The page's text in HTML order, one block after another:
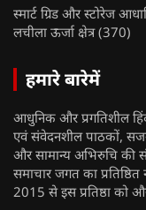
स्मार्ट ग्रिड और स्टोरेज
लचीला ऊर्जा क्षेत्र (370)
हमारे बारेमें
आधुनिक और प्रगतिशील
एवं संवेदनशील पाठकों,
और सामान्य अभिरुचि की
समाचार जगत का प्रतिष्ठित
2015 से इस प्रतिष्ठा को